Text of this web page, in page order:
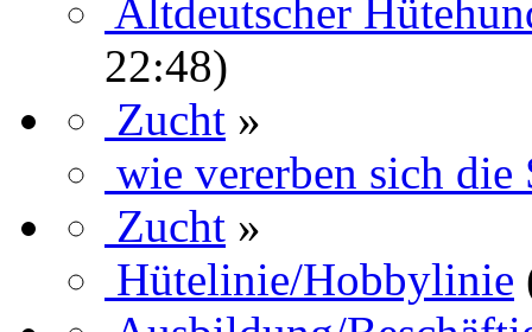
Altdeutscher
22:48)
Zucht »
wie vererben sich die
Zucht »
Hütelinie/Hobbylinie